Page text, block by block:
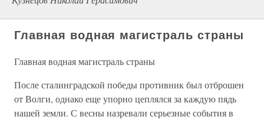
Главная водная магистраль страны
Главная водная магистраль страны
После сталинградской победы противник был отброшен
от Волги, однако еще упорно цеплялся за каждую пядь
нашей земли. С весны назревали серьезные события в